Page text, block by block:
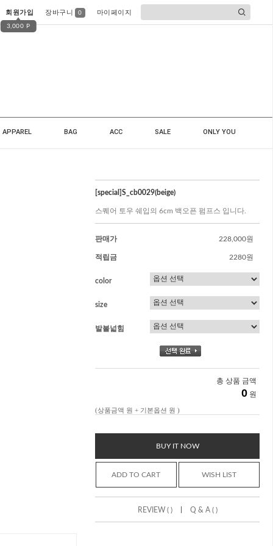
회원가입
3,000 P
장바구니 0 마이페이지
APPAREL BAG ACC SALE ONLY YOU
[special]S_cb0029(beige)
스퀘어 토우 쉐입의 6cm 백오픈 펌프스 입니다.
판매가 228,000원
적립금 2280원
color
size
발볼넓힘
총 상품 금액
0 원
(상품금액 원 + 기본옵션 원 )
BUY IT NOW
ADD TO CART WISH LIST
REVIEW ( ) Q & A ( )